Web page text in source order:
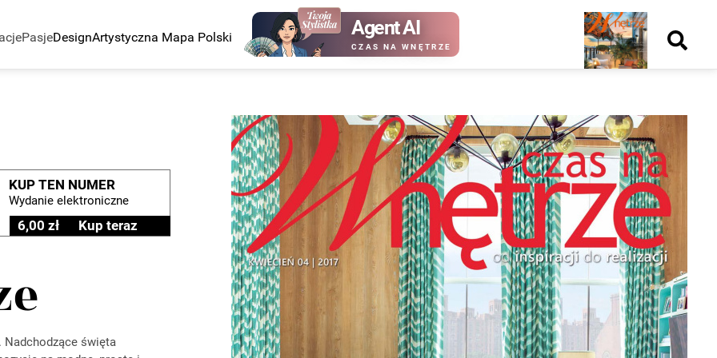
PasjeDesignArtystyczna Mapa Polski Agent AI
CZAS NA WNĘTRZE
Nowy
numer
kup ten
numer
Wydanie papierowe
kup ten
numer
Wydanie cyfrowe
KUP TEN NUMER
Wydanie elektroniczne
6,00 zł Kup teraz
święta